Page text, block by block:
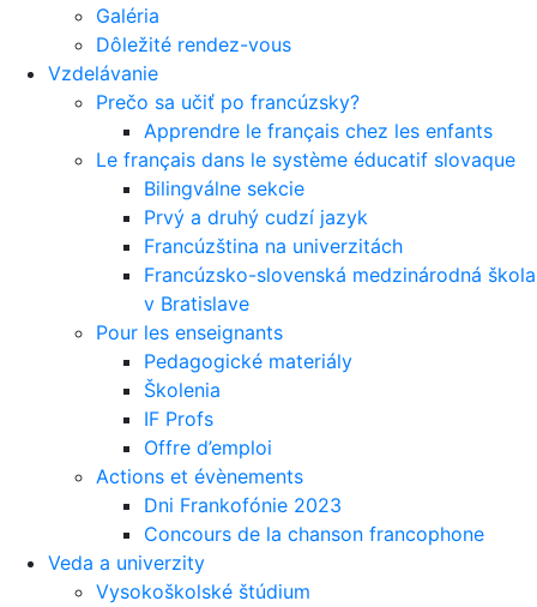
Galéria
Dôležité rendez-vous
Vzdelávanie
Prečo sa učiť po francúzsky?
Apprendre le français chez les enfants
Le français dans le système éducatif slovaque
Bilingválne sekcie
Prvý a druhý cudzí jazyk
Francúzština na univerzitách
Francúzsko-slovenská medzinárodná škola
v Bratislave
Pour les enseignants
Pedagogické materiály
Školenia
IF Profs
Offre d’emploi
Actions et évènements
Dni Frankofónie 2023
Concours de la chanson francophone
Veda a univerzity
Vysokoškolské štúdium